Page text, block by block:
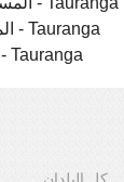
المسافة نيلسون - Tauranga
المسافة نابيير - Tauranga